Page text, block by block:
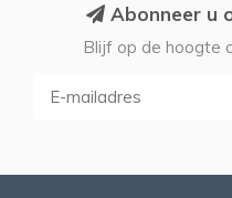
Abonneer u
Blijf op de hoogte